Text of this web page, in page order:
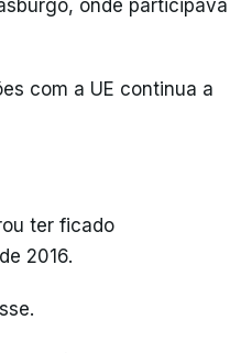
onde participava
com a UE continua a
ter ficado
2016.